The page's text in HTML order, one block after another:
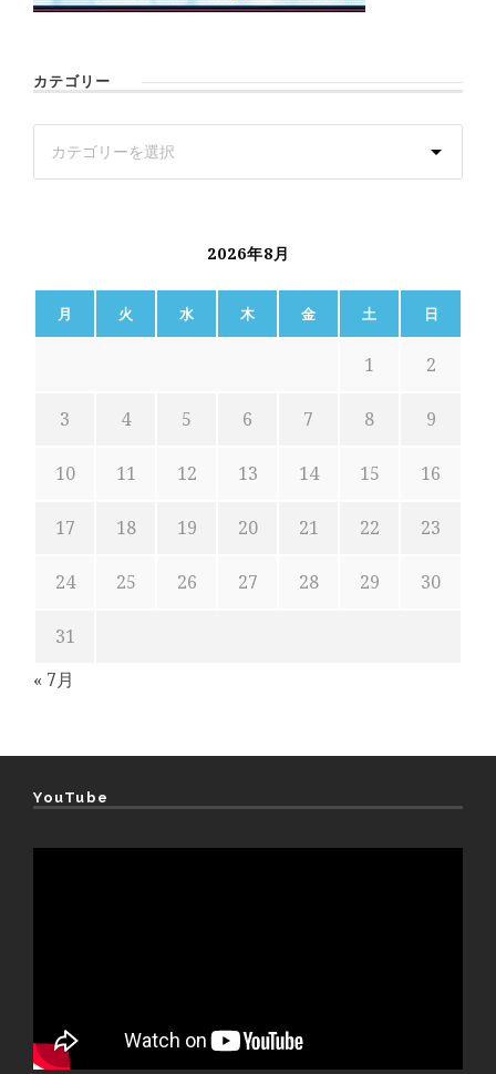
カテゴリー
2026年8月
月 火 水 木 金 土 日
1 2
3 4 5 6 7 8 9
10 11 12 13 14 15 16
17 18 19 20 21 22 23
24 25 26 27 28 29 30
31
« 7月
YouTube